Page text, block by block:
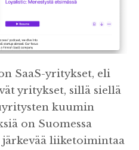
SaaS-yritykset, eli
yritykset, sillä siellä
kuumin
on Suomessa
liiketoimintaa